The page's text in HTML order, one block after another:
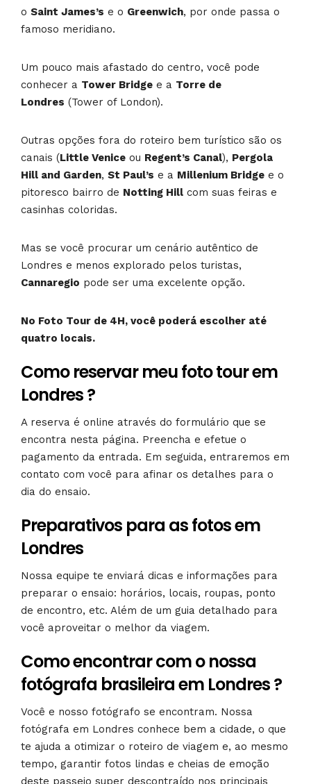
o Saint James’s e o Greenwich, por onde passa o
famoso meridiano.
Um pouco mais afastado do centro, você pode
conhecer a Tower Bridge e a Torre de
Londres (Tower of London).
Outras opções fora do roteiro bem turístico são os
canais (Little Venice ou Regent’s Canal), Pergola
Hill and Garden, St Paul’s e a Millenium Bridge e o
pitoresco bairro de Notting Hill com suas feiras e
casinhas coloridas.
Mas se você procurar um cenário autêntico de
Londres e menos explorado pelos turistas,
Cannaregio pode ser uma excelente opção.
No Foto Tour de 4H, você poderá escolher até
quatro locais.
Como reservar meu foto tour em
Londres ?
A reserva é online através do formulário que se
encontra nesta página. Preencha e efetue o
pagamento da entrada. Em seguida, entraremos em
contato com você para afinar os detalhes para o
dia do ensaio.
Preparativos para as fotos em
Londres
Nossa equipe te enviará dicas e informações para
preparar o ensaio: horários, locais, roupas, ponto
de encontro, etc. Além de um guia detalhado para
você aproveitar o melhor da viagem.
Como encontrar com o nossa
fotógrafa brasileira em Londres ?
Você e nosso fotógrafo se encontram. Nossa
fotógrafa em Londres conhece bem a cidade, o que
te ajuda a otimizar o roteiro de viagem e, ao mesmo
tempo, garantir fotos lindas e cheias de emoção
deste passeio super descontraído nos principais